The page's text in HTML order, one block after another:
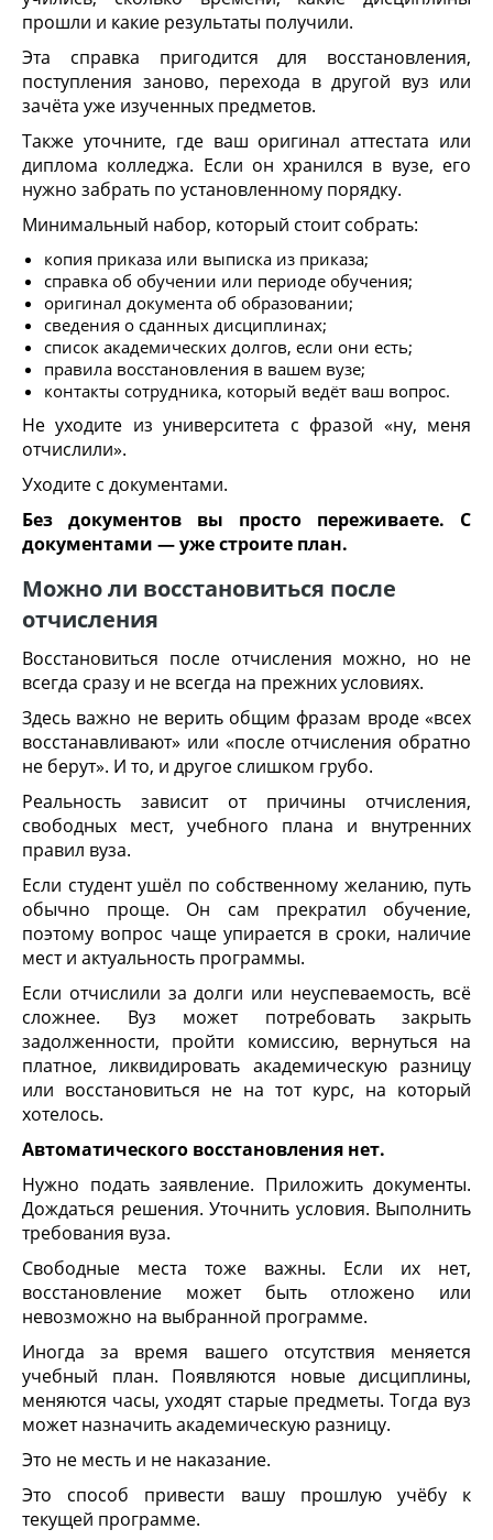
прошли и какие результаты получили.
Эта справка пригодится для восстановления,
поступления заново, перехода в другой вуз или
зачёта уже изученных предметов.
Также уточните, где ваш оригинал аттестата или
диплома колледжа. Если он хранился в вузе, его
нужно забрать по установленному порядку.
Минимальный набор, который стоит собрать:
копия приказа или выписка из приказа;
справка об обучении или периоде обучения;
оригинал документа об образовании;
сведения о сданных дисциплинах;
список академических долгов, если они есть;
правила восстановления в вашем вузе;
контакты сотрудника, который ведёт ваш вопрос.
Не уходите из университета с фразой «ну, меня
отчислили».
Уходите с документами.
Без документов вы просто переживаете. С
документами — уже строите план.
Можно ли восстановиться после
отчисления
Восстановиться после отчисления можно, но не
всегда сразу и не всегда на прежних условиях.
Здесь важно не верить общим фразам вроде «всех
восстанавливают» или «после отчисления обратно
не берут». И то, и другое слишком грубо.
Реальность зависит от причины отчисления,
свободных мест, учебного плана и внутренних
правил вуза.
Если студент ушёл по собственному желанию, путь
обычно проще. Он сам прекратил обучение,
поэтому вопрос чаще упирается в сроки, наличие
мест и актуальность программы.
Если отчислили за долги или неуспеваемость, всё
сложнее. Вуз может потребовать закрыть
задолженности, пройти комиссию, вернуться на
платное, ликвидировать академическую разницу
или восстановиться не на тот курс, на который
хотелось.
Автоматического восстановления нет.
Нужно подать заявление. Приложить документы.
Дождаться решения. Уточнить условия. Выполнить
требования вуза.
Свободные места тоже важны. Если их нет,
восстановление может быть отложено или
невозможно на выбранной программе.
Иногда за время вашего отсутствия меняется
учебный план. Появляются новые дисциплины,
меняются часы, уходят старые предметы. Тогда вуз
может назначить академическую разницу.
Это не месть и не наказание.
Это способ привести вашу прошлую учёбу к
текущей программе.